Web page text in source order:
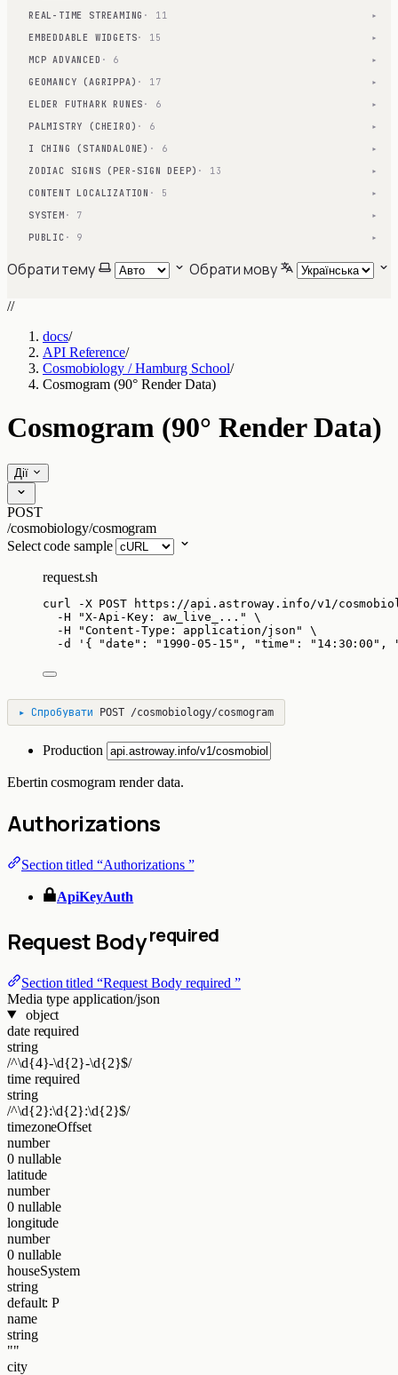
REAL-TIME STREAMING · 11 ▾
EMBEDDABLE WIDGETS· 15 ▾
MCP ADVANCED · 6 ▾
GEOMANCY (AGRIPPA) · 17 ▾
ELDER FUTHARK RUNES · 6 ▾
PALMISTRY (CHEIRO) · 6 ▾
I CHING (STANDALONE) · 6 ▾
ZODIAC SIGNS (PER-SIGN DEEP) · 13 ▾
CONTENT LOCALIZATION · 5 ▾
SYSTEM · 7 ▾
PUBLIC · 9 ▾
Обрати тему Обрати мову
//
docs/
API Reference/
Cosmobiology / Hamburg School/
Cosmogram (90° Render Data)
Cosmogram (90° Render Data)
Дії
POST
/cosmobiology/cosmogram
Select code sample
request.sh
curl -X POST
https://api.astroway.info/v1/
-H
"X-Api-Key: aw_live_... "
\
-H
"Content-Type: application/json "
\
-d
' { "date": "1990-05-15", "time":
▸ Спробувати POST /cosmobiology/cosmogram
Production
Ebertin cosmogram render data.
Authorizations
Section titled “Authorizations ”
ApiKeyAuth
Request Bodyrequired
Section titled “Request Body required ”
Media type application/json
object
date required
string
/^\d{4}-\d{2}-\d{2}$/
time required
string
/^\d{2}:\d{2}:\d{2}$/
timezoneOffset
number
0 nullable
latitude
number
0 nullable
longitude
number
0 nullable
houseSystem
string
default: P
name
string
""
city